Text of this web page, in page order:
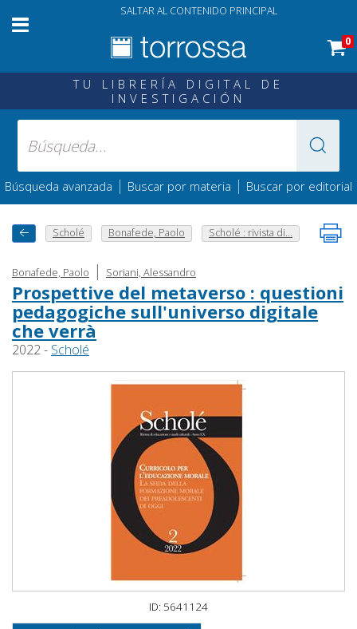
SALTAR AL CONTENIDO PRINCIPAL
0
TU LIBRERÍA DIGITAL DE
INVESTIGACIÓN
Búsqueda avanzada | Buscar por materia | Buscar por editorial
Scholé Bonafede, Paolo Scholé : rivista di...
Bonafede, Paolo | Soriani, Alessandro
Prospettive del metaverso : questioni
pedagogiche sull'universo digitale
che verrà
2022 - Scholé
ID: 5641124